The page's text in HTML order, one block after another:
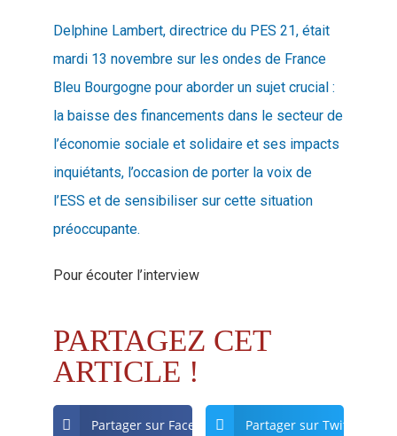
Delphine Lambert, directrice du PES 21, était
mardi 13 novembre sur les ondes de France
Bleu Bourgogne pour aborder un sujet crucial :
la baisse des financements dans le secteur de
l’économie sociale et solidaire et ses impacts
inquiétants, l’occasion de porter la voix de
l’ESS et de sensibiliser sur cette situation
préoccupante.
Pour écouter l’interview
PARTAGEZ CET
ARTICLE !
Partager sur Facebook Partager sur Twitter